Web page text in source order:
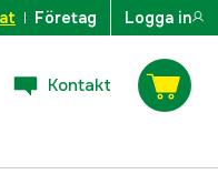
Företag Logga in
Kontakt